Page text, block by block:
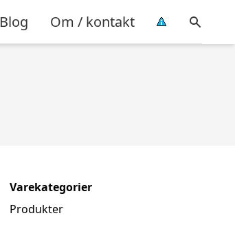
Blog Om / kontakt
Varekategorier
Produkter